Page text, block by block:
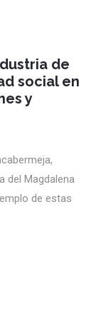
de
social en
y
del Magdalena
de estas